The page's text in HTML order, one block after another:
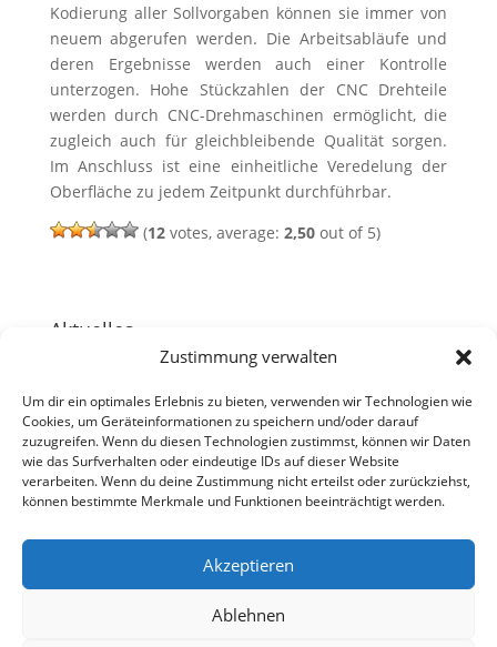
Zustimmung verwalten
Um dir ein optimales Erlebnis zu bieten, verwenden wir Technologien wie
Cookies, um Geräteinformationen zu speichern und/oder darauf
zuzugreifen. Wenn du diesen Technologien zustimmst, können wir Daten
wie das Surfverhalten oder eindeutige IDs auf dieser Website
verarbeiten. Wenn du deine Zustimmung nicht erteilst oder zurückziehst,
können bestimmte Merkmale und Funktionen beeinträchtigt werden.
Akzeptieren
Ablehnen
Kodierung aller Sollvorgaben können sie immer von
neuem abgerufen werden. Die Arbeitsabläufe und
deren Ergebnisse werden auch einer Kontrolle
unterzogen. Hohe Stückzahlen der CNC Drehteile
werden durch CNC-Drehmaschinen ermöglicht, die
zugleich auch für gleichbleibende Qualität sorgen.
Im Anschluss ist eine einheitliche Veredelung der
Oberfläche zu jedem Zeitpunkt durchführbar.
(12votes, average: 2,50out of 5)
Aktuelles
Metallverarbeitung – Arbeit in klein und groß
Konzeption und Herstellung komplizierter CNC
Frästeile in hoher Präzision
CNC Drehteile für höchste Ziele in der Qualität und
Präzision